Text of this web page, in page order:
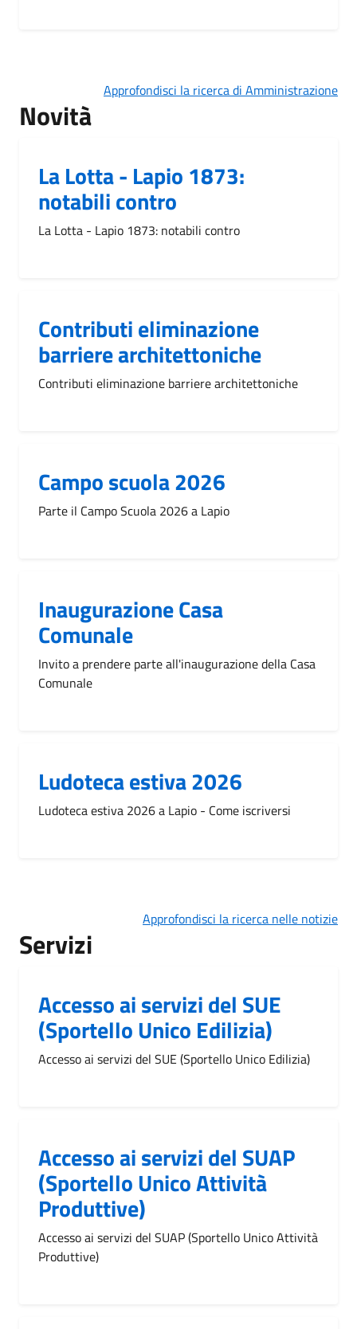
Approfondisci la ricerca di Amministrazione
Novità
La Lotta - Lapio 1873:
notabili contro
La Lotta - Lapio 1873: notabili contro
Contributi eliminazione
barriere architettoniche
Contributi eliminazione barriere architettoniche
Campo scuola 2026
Parte il Campo Scuola 2026 a Lapio
Inaugurazione Casa
Comunale
Invito a prendere parte all'inaugurazione della Casa
Comunale
Ludoteca estiva 2026
Ludoteca estiva 2026 a Lapio - Come iscriversi
Approfondisci la ricerca nelle notizie
Servizi
Accesso ai servizi del SUE
(Sportello Unico Edilizia)
Accesso ai servizi del SUE (Sportello Unico Edilizia)
Accesso ai servizi del SUAP
(Sportello Unico Attività
Produttive)
Accesso ai servizi del SUAP (Sportello Unico Attività
Produttive)